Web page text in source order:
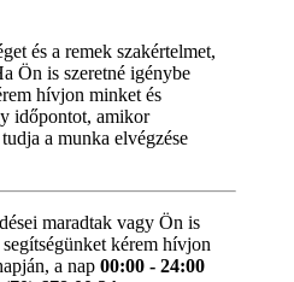
és a remek szakértelmet,
Ön is szeretné igénybe
hívjon minket és
időpontot, amikor
a munka elvégzése
maradtak vagy Ön is
kérem hívjon
a nap 00:00 - 24:00